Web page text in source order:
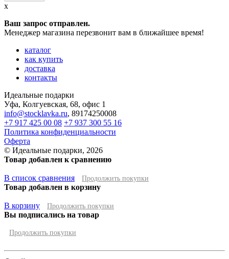
x
Ваш запрос отправлен.
Менеджер магазина перезвонит вам в ближайшее время!
каталог
как купить
доставка
контакты
Идеальные подарки
Уфа, Колгуевская, 68, офис 1
info@stocklavka.ru, 89174250008
+7 917 425 00 08 +7 937 300 55 16
Политика конфиденциальности
Оферта
© Идеальные подарки, 2026
Товар добавлен к сравнению
В список сравнения Продолжить покупки
Товар добавлен в корзину
В корзину Продолжить покупки
Вы подписались на товар
Продолжить покупки